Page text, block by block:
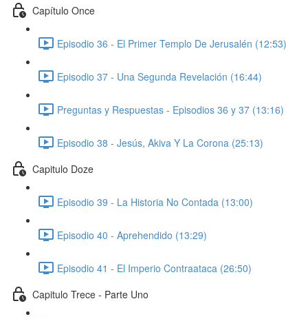
Capítulo Once
Episodio 36 - El Primer Templo De Jerusalén (12:53)
Episodio 37 - Una Segunda Revelación (16:44)
Preguntas y Respuestas - Episodios 36 y 37 (13:16)
Episodio 38 - Jesús, Akiva Y La Corona (25:13)
Capitulo Doze
Episodio 39 - La Historia No Contada (13:00)
Episodio 40 - Aprehendido (13:29)
Episodio 41 - El Imperio Contraataca (26:50)
Capitulo Trece - Parte Uno